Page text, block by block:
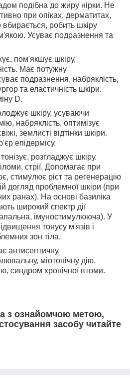
подібна до жиру нірки. Не
при опіках, дерматитах,
робить шкіру
Усуває подразнення та
пом'якшує шкіру,
Має потужну
подразнення, набряклість,
та еластичність шкіри.
D.
шкіру, усуваючи
набряклість, оптимізує
землисті відтінки шкіри.
епідермісу.
тонізує, розгладжує шкіру.
стрії. Допомагає при
стимулює ріст та регенерацію
догляд проблемної шкіри (при
ранах). На основі базиліка
широкий спектр дії
імуностимулююча). У
тонусу м'язів і
зон тіла.
антисептичну,
міотонічну дію.
синдром хронічної втоми.
з ознайомчою метою,
засобу читайте